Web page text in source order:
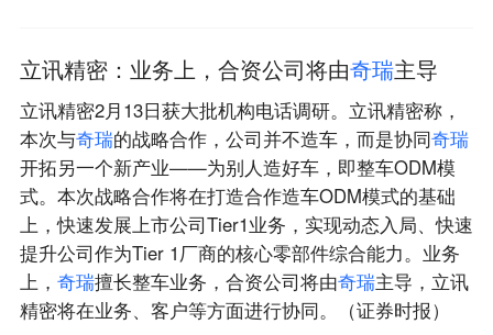
立讯精密：业务上，合资公司将由奇瑞主导
立讯精密2月13日获大批机构电话调研。立讯精密称，
本次与奇瑞的战略合作，公司并不造车，而是协同奇瑞
开拓另一个新产业——为别人造好车，即整车ODM模
式。本次战略合作将在打造合作造车ODM模式的基础
上，快速发展上市公司Tier1业务，实现动态入局、快速
提升公司作为Tier 1厂商的核心零部件综合能力。业务
上， 奇瑞擅长整车业务，合资公司将由奇瑞主导，立讯
精密将在业务、客户等方面进行协同。（证券时报）